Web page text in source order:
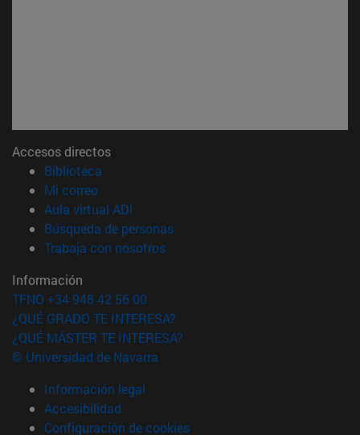
Accesos directos
Biblioteca
Mi correo(abre en nueva ventana)
Aula virtual ADI
Búsqueda de personas(abre en nueva ventana)
Trabaja con nosotros(abre en nueva ventana)
Información
TFNO +34 948 42 56 00
¿QUÉ GRADO TE INTERESA?
¿QUÉ MÁSTER TE INTERESA?
© Universidad de Navarra
Información legal
Accesibilidad
Configuración de cookies